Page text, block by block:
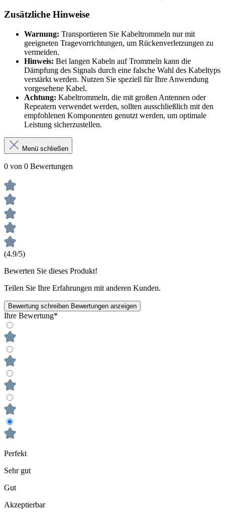
Zusätzliche Hinweise
Warnung: Transportieren Sie Kabeltrommeln nur mit
geeigneten Tragevorrichtungen, um Rückenverletzungen zu
vermeiden.
Hinweis: Bei langen Kabeln auf Trommeln kann die
Dämpfung des Signals durch eine falsche Wahl des Kabeltyps
verstärkt werden. Nutzen Sie speziell für Ihre Anwendung
vorgesehene Kabel.
Achtung: Kabeltrommeln, die mit großen Antennen oder
Repeatern verwendet werden, sollten ausschließlich mit den
empfohlenen Komponenten genutzt werden, um optimale
Leistung sicherzustellen.
Menü schließen
0 von 0 Bewertungen
(4.9/5)
Bewerten Sie dieses Produkt!
Teilen Sie Ihre Erfahrungen mit anderen Kunden.
Bewertung schreiben Bewertungen anzeigen
Ihre Bewertung*
Perfekt
Sehr gut
Gut
Akzeptierbar